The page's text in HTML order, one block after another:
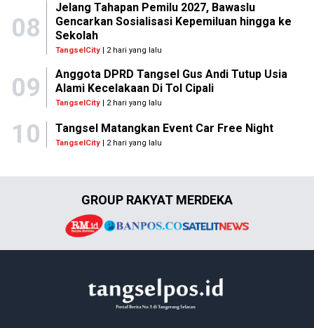
08
Jelang Tahapan Pemilu 2027, Bawaslu
Gencarkan Sosialisasi Kepemiluan hingga ke
Sekolah
TangselCity| 2 hari yang lalu
09
Anggota DPRD Tangsel Gus Andi Tutup Usia
Alami Kecelakaan Di Tol Cipali
TangselCity| 2 hari yang lalu
10 Tangsel Matangkan Event Car Free Night
TangselCity | 2 hari yang lalu
GROUP RAKYAT MERDEKA